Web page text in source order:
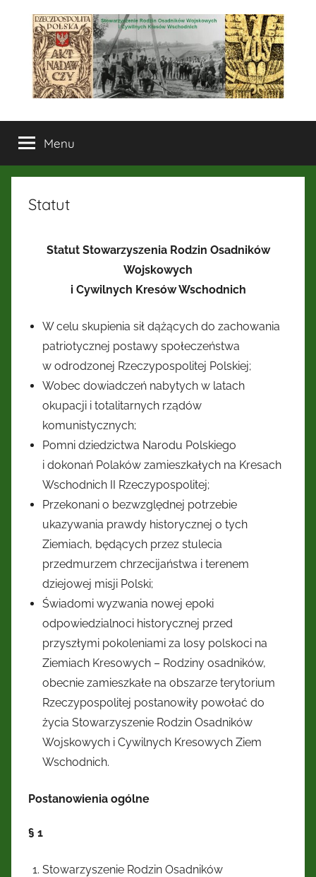
Stowarzyszenie
Rodzin
Osadników
Cywilnych
Kresów
Wschodnich
Menu
Statut
Statut Stowarzyszenia Rodzin Osadników
Wojskowych
i Cywilnych Kresów Wschodnich
W celu skupienia sił dążących do zachowania
patriotycznej postawy społeczeństwa
w odrodzonej Rzeczypospolitej Polskiej;
Wobec dowiadczeń nabytych w latach
okupacji i totalitarnych rządów
komunistycznych;
Pomni dziedzictwa Narodu Polskiego
i dokonań Polaków zamieszkałych na Kresach
Wschodnich II Rzeczypospolitej;
Przekonani o bezwzględnej potrzebie
ukazywania prawdy historycznej o tych
Ziemiach, będących przez stulecia
przedmurzem chrzecijaństwa i terenem
dziejowej misji Polski;
Świadomi wyzwania nowej epoki
odpowiedzialnoci historycznej przed
przyszłymi pokoleniami za losy polskoci na
Ziemiach Kresowych – Rodziny osadników,
obecnie zamieszkałe na obszarze terytorium
Rzeczypospolitej postanowiły powołać do
życia Stowarzyszenie Rodzin Osadników
Wojskowych i Cywilnych Kresowych Ziem
Wschodnich.
Postanowienia ogólne
§ 1
Stowarzyszenie Rodzin Osadników